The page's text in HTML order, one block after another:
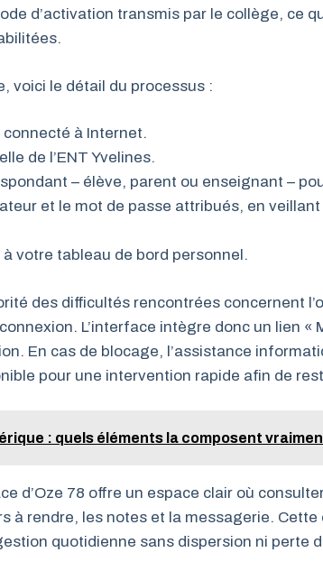
d’activation transmis par le collège, ce
voici le détail du processus :
à Internet.
de l’ENT Yvelines.
– élève, parent ou enseignant –
et le mot de passe attribués, en
votre tableau de bord personnel.
des difficultés rencontrées concernent
L’interface intègre donc un lien «
En cas de blocage, l’assistance
pour une intervention rapide afin de
: quels éléments la composent
d’Oze 78 offre un espace clair où
à rendre, les notes et la messagerie.
quotidienne sans dispersion ni perte